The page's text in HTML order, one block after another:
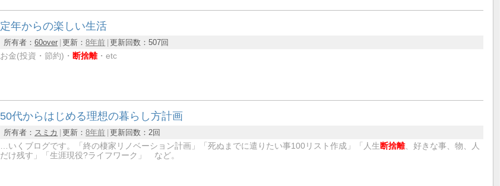
定年からの楽しい生活
所有者：60over 更新：8年前 更新回数：507回
お金(投資・節約)・ 断捨離・etc
50代からはじめる理想の暮らし方計画
所有者： スミカ 更新：8年前 更新回数： 2回
…いくブログです。「終の棲家リノベーション計画」「死ぬまでに遣りたい事100リスト作成」「人生 断捨離、好きな事、物、人
だけ残す」「生涯現役?ライフワーク」 など。